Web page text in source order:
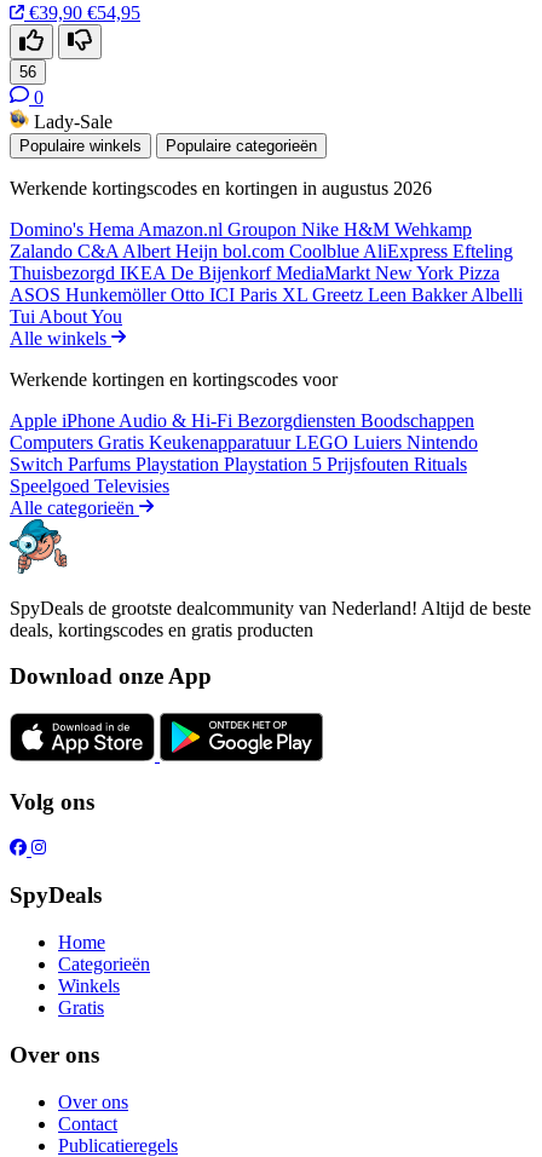
€39,90 €54,95
56
0
Lady-Sale
Populaire winkels Populaire categorieën
Werkende kortingscodes en kortingen in augustus 2026
Domino's Hema Amazon.nl Groupon Nike H&M Wehkamp
Zalando C&A Albert Heijn bol.com Coolblue AliExpress Efteling
Thuisbezorgd IKEA De BijenkorfMediaMarkt New York Pizza
ASOS HunkemöllerOtto ICI Paris XL Greetz Leen BakkerAlbelli
Tui About You
Alle winkels
Werkende kortingen en kortingscodes voor
Apple iPhone Audio & Hi-Fi Bezorgdiensten Boodschappen
Computers Gratis KeukenapparatuurLEGO Luiers Nintendo
Switch Parfums Playstation Playstation 5 Prijsfouten Rituals
Speelgoed Televisies
Alle categorieën
SpyDeals de grootste dealcommunity van Nederland! Altijd de beste
deals, kortingscodes en gratis producten
Download onze App
Volg ons
SpyDeals
Home
Categorieën
Winkels
Gratis
Over ons
Over ons
Contact
Publicatieregels